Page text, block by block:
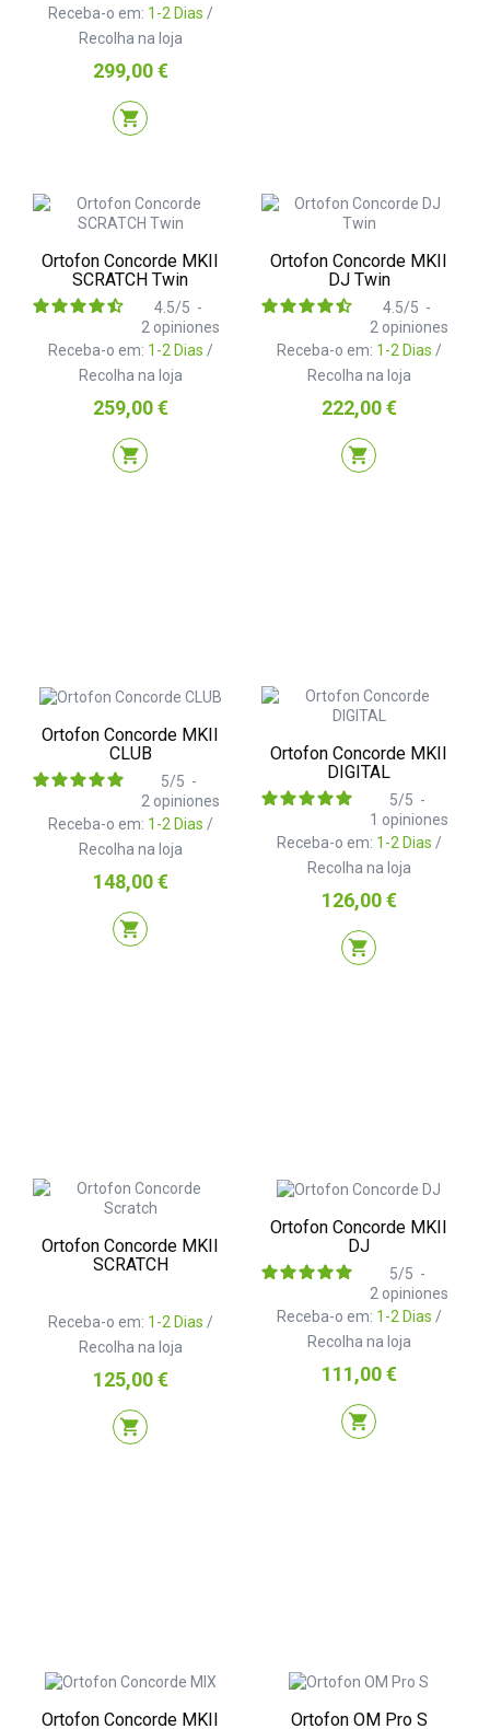
Receba-o em: 1-2 Dias /
Recolha na loja
Preço
299,00 €
shopping_cart
Ortofon Concorde MKII
SCRATCH Twin
Receba-o em: 1-2 Dias /
Recolha na loja
4.5/5 -
2 opiniones
Preço
259,00 €
shopping_cart
Ortofon Concorde MKII
DJ Twin
Receba-o em: 1-2 Dias /
Recolha na loja
4.5/5 -
2 opiniones
Preço
222,00 €
shopping_cart
Ortofon Concorde MKII
CLUB
Receba-o em: 1-2 Dias /
Recolha na loja
5/5 -
2 opiniones
Preço
148,00 €
shopping_cart
Ortofon Concorde MKII
DIGITAL
Receba-o em: 1-2 Dias /
Recolha na loja
5/5 -
1 opiniones
Preço
126,00 €
shopping_cart
Ortofon Concorde MKII
SCRATCH
Receba-o em: 1-2 Dias /
Recolha na loja
Preço
125,00 €
shopping_cart
Ortofon Concorde MKII
DJ
Receba-o em: 1-2 Dias /
Recolha na loja
5/5 -
2 opiniones
Preço
111,00 €
shopping_cart
Ortofon Concorde MKII
Ortofon OM Pro S